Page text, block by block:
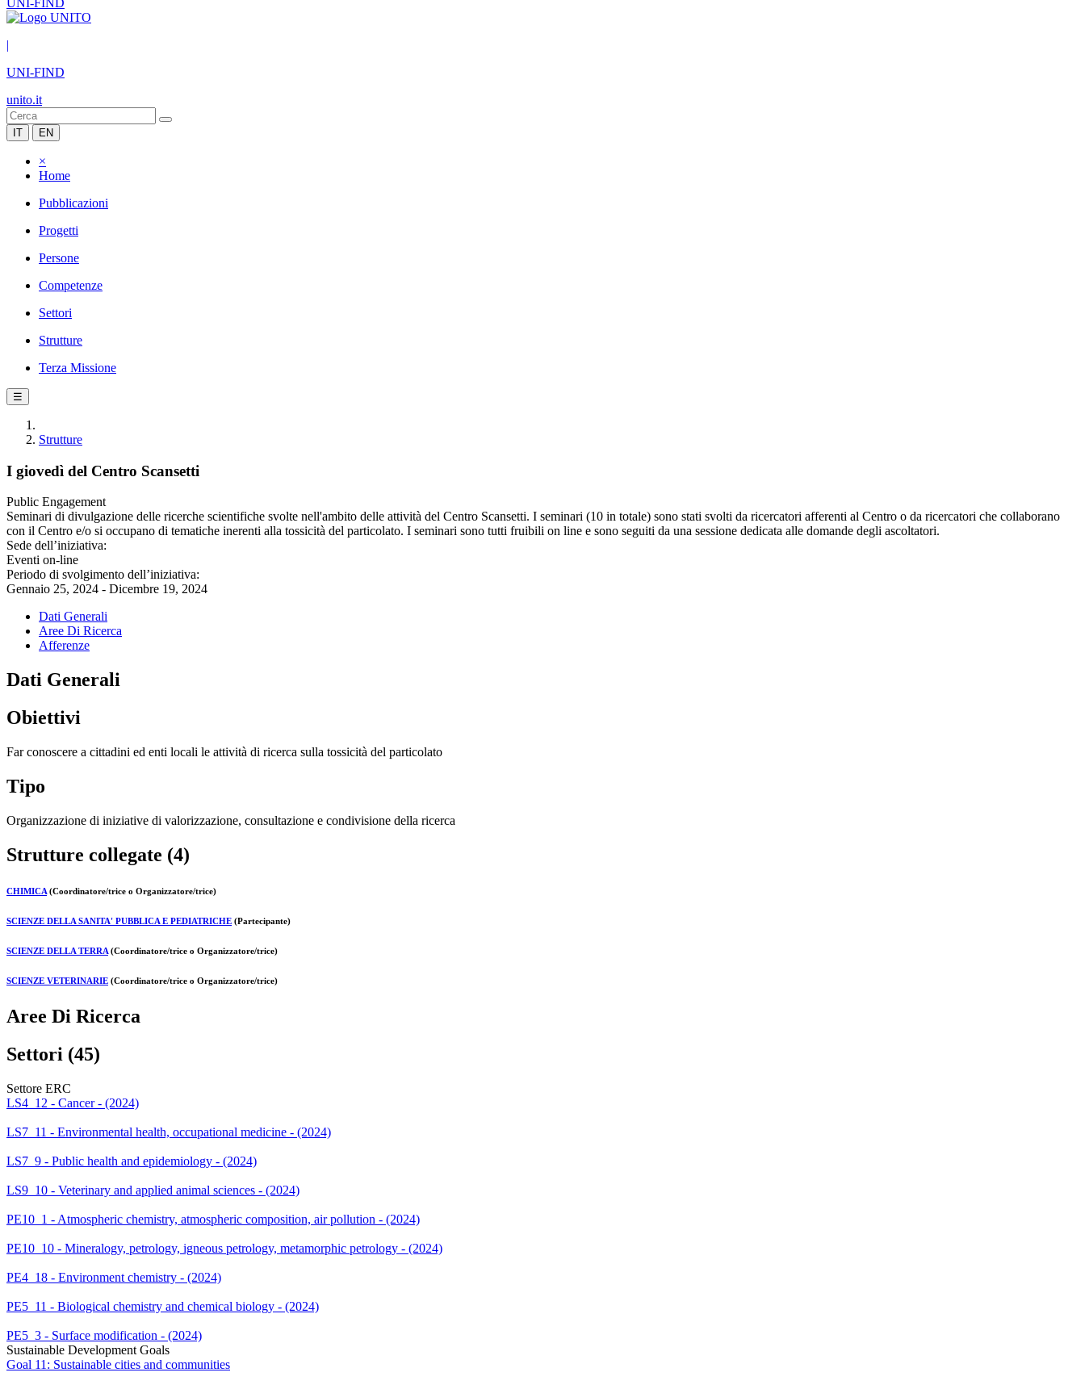
UNI-FIND
|
UNI-FIND
unito.it
IT EN
×
Home
Pubblicazioni
Progetti
Persone
Competenze
Settori
Strutture
Terza Missione
☰
Strutture
I giovedì del Centro Scansetti
Public Engagement
Seminari di divulgazione delle ricerche scientifiche svolte nell'ambito delle attività del Centro Scansetti. I seminari (10 in totale) sono stati svolti da ricercatori afferenti al Centro o da ricercatori che collaborano
con il Centro e/o si occupano di tematiche inerenti alla tossicità del particolato. I seminari sono tutti fruibili on line e sono seguiti da una sessione dedicata alle domande degli ascoltatori.
Sede dell’iniziativa:
Eventi on-line
Periodo di svolgimento dell’iniziativa:
Gennaio 25, 2024 - Dicembre 19, 2024
Dati Generali
Aree Di Ricerca
Afferenze
Dati Generali
Obiettivi
Far conoscere a cittadini ed enti locali le attività di ricerca sulla tossicità del particolato
Tipo
Organizzazione di iniziative di valorizzazione, consultazione e condivisione della ricerca
Strutture collegate (4)
CHIMICA (Coordinatore/trice o Organizzatore/trice)
SCIENZE DELLA SANITA' PUBBLICA E PEDIATRICHE (Partecipante)
SCIENZE DELLA TERRA (Coordinatore/trice o Organizzatore/trice)
SCIENZE VETERINARIE (Coordinatore/trice o Organizzatore/trice)
Aree Di Ricerca
Settori (45)
Settore ERC
LS4_12 - Cancer - (2024)
LS7_11 - Environmental health, occupational medicine - (2024)
LS7_9 - Public health and epidemiology - (2024)
LS9_10 - Veterinary and applied animal sciences - (2024)
PE10_1 - Atmospheric chemistry, atmospheric composition, air pollution - (2024)
PE10_10 - Mineralogy, petrology, igneous petrology, metamorphic petrology - (2024)
PE4_18 - Environment chemistry - (2024)
PE5_11 - Biological chemistry and chemical biology - (2024)
PE5_3 - Surface modification - (2024)
Sustainable Development Goals
Goal 11: Sustainable cities and communities